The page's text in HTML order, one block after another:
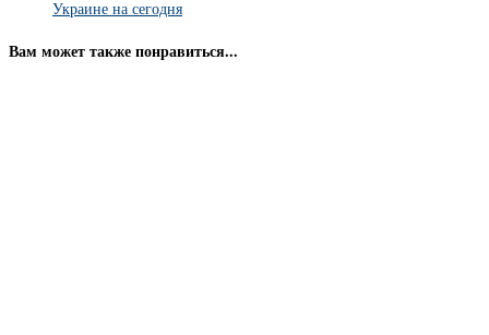
Украине на сегодня
Вам может также понравиться...